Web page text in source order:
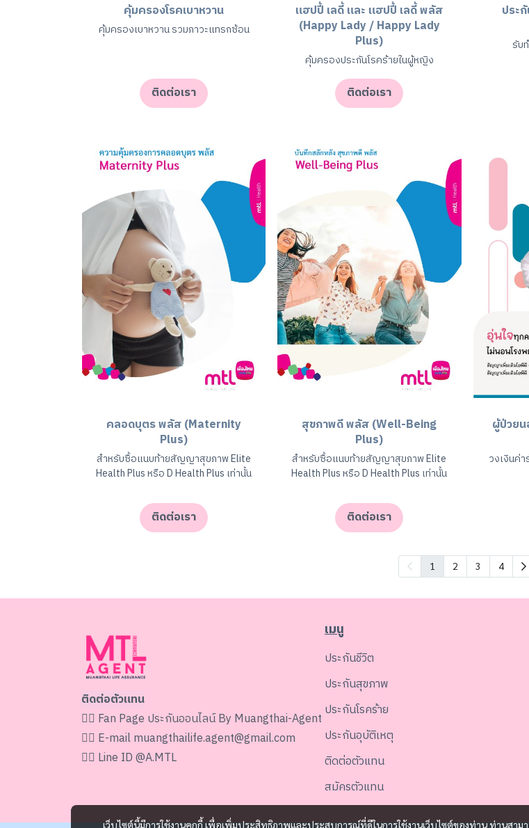
คุ้มครองโรคเบาหวาน
คุ้มครองเบาหวาน รวมภาวะแทรกซ้อน
ติดต่อเรา
แฮปปี้ เลดี้ และ แฮปปี้ เลดี้ พลัส
(Happy Lady / Happy Lady
Plus)
คุ้มครองประกันโรคร้ายในผู้หญิง
ติดต่อเรา
ประ
รับ
คลอดบุตร พลัส (Maternity
Plus)
สำหรับซื้อแนบท้ายสัญญาสุขภาพ Elite
Health Plus หรือ D Health Plus เท่านั้น
ติดต่อเรา
สุขภาพดี พลัส (Well-Being
Plus)
สำหรับซื้อแนบท้ายสัญญาสุขภาพ Elite
Health Plus หรือ D Health Plus เท่านั้น
ติดต่อเรา
ผู้ป่วยน
วงเงินค่
1 2 3 4
เว็บไซต์นี้มีการใช้งานคุกกี้ เพื่อเพิ่มประสิทธิภาพและประสบการณ์ที่ดีในการใช้งานเว็บไซต์ของท่าน ท่านสามา
ติดต่อตัวแทน
👉🏻 Fan Page ประกันออนไลน์ By Muangthai-Agent
👉🏻 E-mailmuangthailife.agent@gmail.com
👉🏻 Line ID@A.MTL
เมนู
ประกันชีวิต
ประกันสุขภาพ
ประกันโรคร้าย
ประกันอุบัติเหตุ
ติดต่อตัวแทน
สมัครตัวแทน